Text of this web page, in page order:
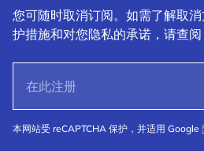
您可随时取消订阅。如需了解取
护措施和对您隐私的承诺，请查阅
本网站受 reCAPTCHA 保护，并适用 Google